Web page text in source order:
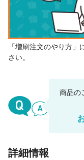
「増刷注文のやり方」
さい。
商品の
詳細情報